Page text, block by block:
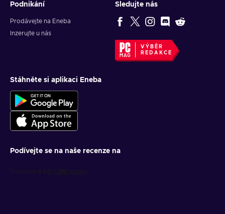
Podnikání
Prodávejte na Eneba
Inzerujte u nás
Sledujte nás
VÝBĚR
REDAKCE
Stáhněte si aplikaci Eneba
Podívejte se na naše recenze na